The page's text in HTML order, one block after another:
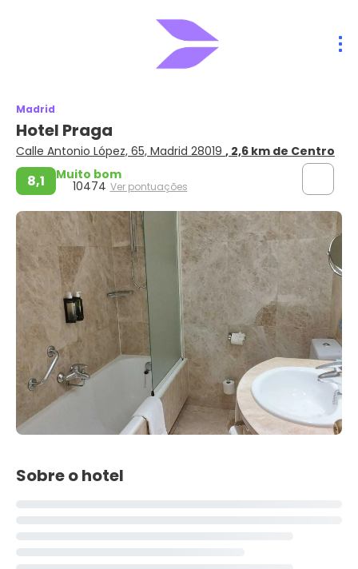
Madrid
Hotel Praga
Calle Antonio López, 65, Madrid 28019 , 2,6 km de Centro
8,1 Muito bom
10474 Ver pontuações
Sobre o hotel